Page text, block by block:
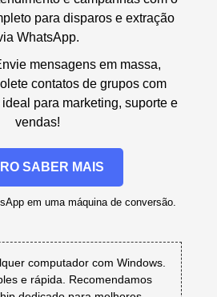
para disparos e extração
WhatsApp.
mensagens em massa,
contatos de grupos com
para marketing, suporte e
vendas!
SABER MAIS
em uma máquina de conversão.
computador com Windows.
e rápida. Recomendamos